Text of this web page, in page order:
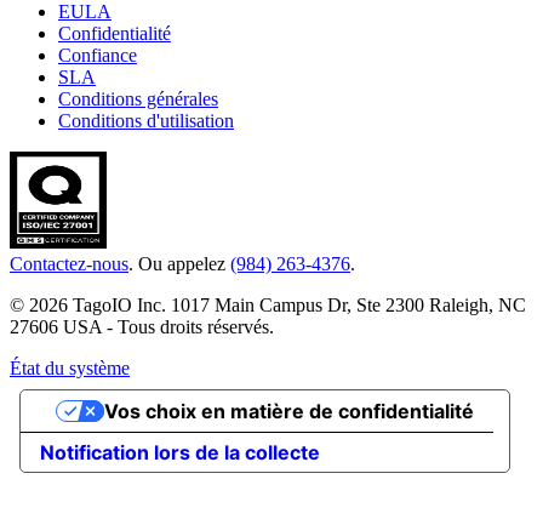
EULA
Confidentialité
Confiance
SLA
Conditions générales
Conditions d'utilisation
Contactez-nous. Ou appelez (984) 263-4376.
© 2026 TagoIO Inc. 1017 Main Campus Dr, Ste 2300 Raleigh, NC
27606 USA - Tous droits réservés.
État du système
Notification lors de la collecte
Vos choix en matière de confidentialité